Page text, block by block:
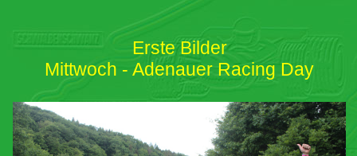
Erste Bilder
Mittwoch - Adenauer Racing Day